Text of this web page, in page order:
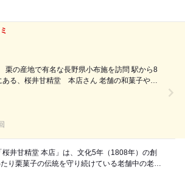
井甘精堂 本店さん 老舗の和菓子やさ
5日
井甘精堂 本店」は、文化5年（1808年）の創
り栗菓子の伝統を守り続けている老舗中の老舗